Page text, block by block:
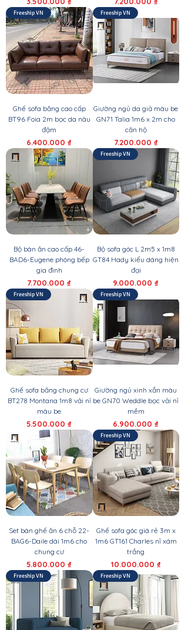
Freeship VN
Ghế sofa băng cao cấp
BT96 Foia 2m bọc da nâu
đậm
Giá
6.400.000 ₫
Freeship VN
Giường ngủ da giả màu be
GN71 Talia 1m6 x 2m cho
căn hộ
Giá
7.200.000 ₫
Bộ bàn ăn cao cấp 46-
BAD6-Eugene phòng bếp
gia đình
Giá
7.700.000 ₫
Freeship VN
Bộ sofa góc L 2m5 x 1m8
GT84 Hady kiểu dáng hiện
đại
Giá
9.000.000 ₫
Freeship VN
Ghế sofa băng chung cư
BT278 Montana 1m8 vải nỉ
màu be
Giá
5.500.000 ₫
Freeship VN
Giường ngủ xinh xắn màu
be GN70 Weddle bọc vải nỉ
mềm
Giá
6.900.000 ₫
Set bàn ghế ăn 6 chỗ 22-
BAG6-Daile dài 1m6 cho
chung cư
Giá
5.800.000 ₫
Freeship VN
Ghế sofa góc giá rẻ 3m x
1m6 GT161 Charles nỉ xám
trắng
Giá
10.000.000 ₫
Freeship VN Freeship VN